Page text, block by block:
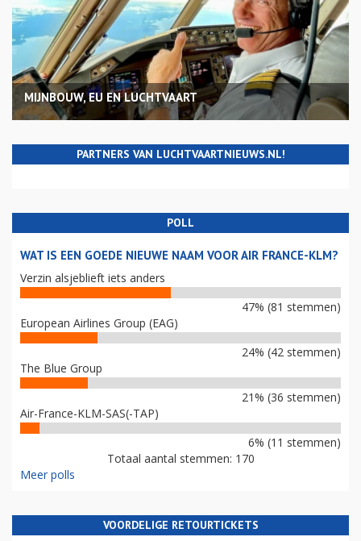
MIJNBOUW, EU EN LUCHTVAART
PARTNERS VAN LUCHTVAARTNIEUWS.NL!
POLL
WAT IS EEN GOEDE NIEUWE NAAM VOOR AIR FRANCE-KLM?
Verzin alsjeblieft iets anders
47% (81 stemmen)
European Airlines Group (EAG)
24% (42 stemmen)
The Blue Group
21% (36 stemmen)
Air-France-KLM-SAS(-TAP)
6% (11 stemmen)
Totaal aantal stemmen: 170
Meer polls
VOORDELIGE RETOURTICKETS